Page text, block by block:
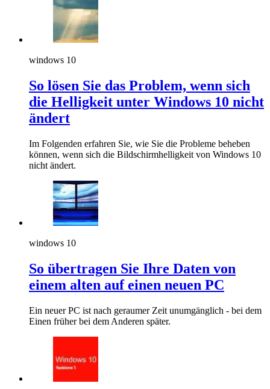
windows 10
So lösen Sie das Problem, wenn sich
die Helligkeit unter Windows 10 nicht
ändert
Im Folgenden erfahren Sie, wie Sie die Probleme beheben
können, wenn sich die Bildschirmhelligkeit von Windows 10
nicht ändert.
windows 10
So übertragen Sie Ihre Daten von
einem alten auf einen neuen PC
Ein neuer PC ist nach geraumer Zeit unumgänglich - bei dem
Einen früher bei dem Anderen später.